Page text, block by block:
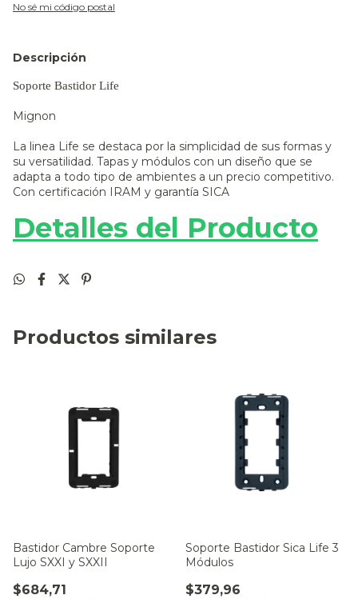
No sé mi código postal
Descripción
Soporte Bastidor Life
Mignon
La linea Life se destaca por la simplicidad de sus formas y
su versatilidad. Tapas y módulos con un diseño que se
adapta a todo tipo de ambientes a un precio competitivo.
Con certificación IRAM y garantía SICA
Detalles del Producto
Productos similares
Bastidor Cambre Soporte
Lujo SXXI y SXXII
$684,71
Soporte Bastidor Sica Life 3
Módulos
$379,96